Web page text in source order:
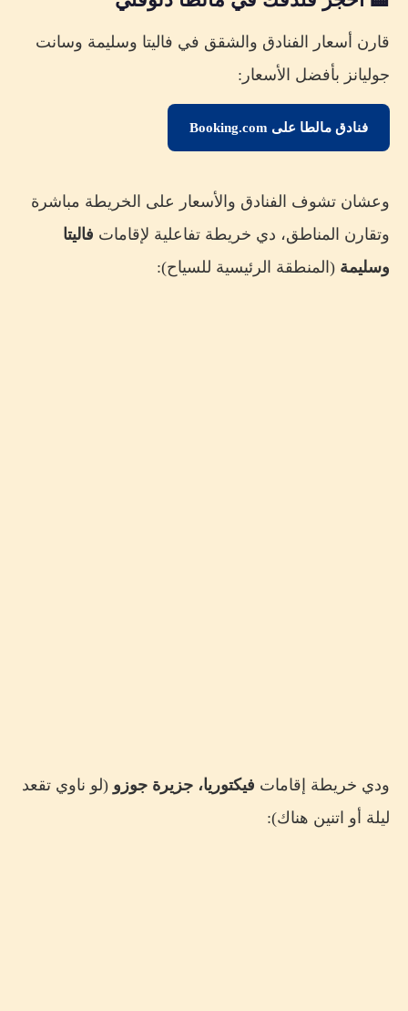
قارن أسعار الفنادق والشقق في فاليتا وسليمة وسانت
جوليانز بأفضل الأسعار:
فنادق مالطا على Booking.com
وعشان تشوف الفنادق والأسعار على الخريطة مباشرة
وتقارن المناطق، دي خريطة تفاعلية لإقامات فاليتا
وسليمة (المنطقة الرئيسية للسياح):
ودي خريطة إقامات فيكتوريا، جزيرة جوزو (لو ناوي تقعد
ليلة أو اتنين هناك):